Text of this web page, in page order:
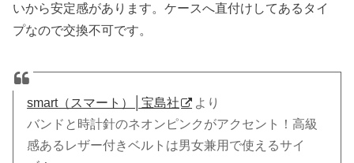
いから安定感があります。ケースへ直付けしてあるタイ
プなので交換不可です。
smart（スマート）│宝島社
より
バンドと時計針のネオンピンクがアクセント！高級
感あるレザー付きベルトは男女兼用で使えるサイ